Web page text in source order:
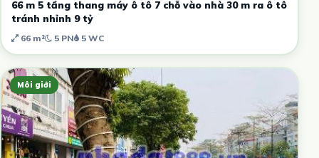
66 m 5 tầng thang máy ô tô 7 chỗ vào nhà 30 m ra ô tô
tránh nhỉnh 9 tỷ
66 m² 5 PN 5 WC
Môi giới